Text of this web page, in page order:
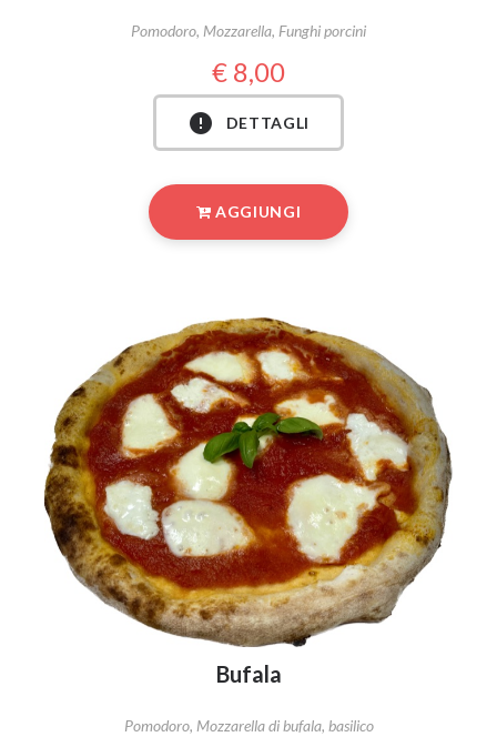
Pomodoro, Mozzarella, Funghi porcini
8,00
DETTAGLI
AGGIUNGI
Bufala
Pomodoro, Mozzarella di bufala, basilico